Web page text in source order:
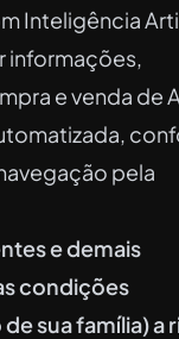
Inteligência
informações,
e venda de
pela
e demais
condições
sua família) a